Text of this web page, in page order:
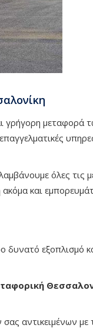
γρήγορη μεταφορά
όλες τις
και
δυνατό εξοπλισμό
αντικειμένων με